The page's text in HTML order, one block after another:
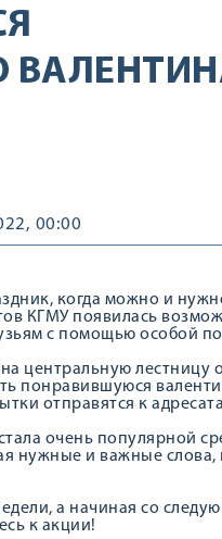
00:00
когда можно и
КГМУ появилась
с помощью особой
центральную лестницу
понравившуюся
отправятся к
очень популярной
нужные и важные слова,
а начиная со
к акции!